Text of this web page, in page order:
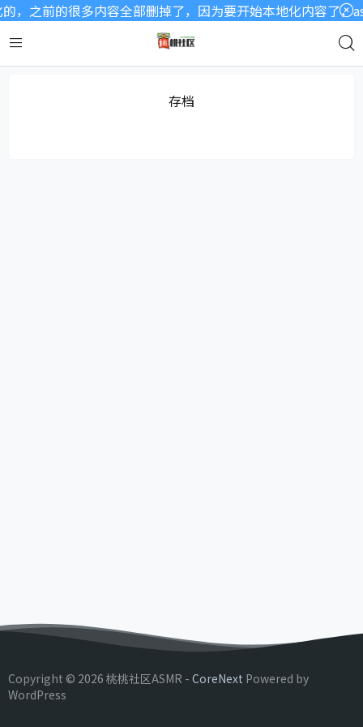
，之前的很多内容全部删掉了，因为要开始本地化内容了
存档
Copyright © 2026 桃桃社区ASMR - CoreNext Powered by
WordPress